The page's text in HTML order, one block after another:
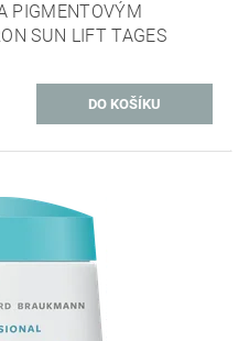
PIGMENTOVÝM
SUN LIFT TAGES